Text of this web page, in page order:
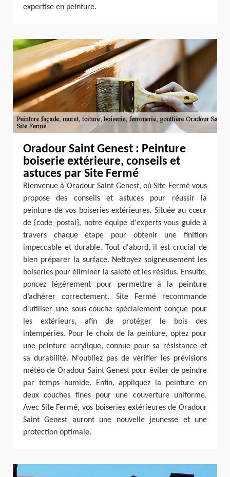
expertise en peinture.
Oradour Saint Genest : Peinture
boiserie extérieure, conseils et
astuces par Site Fermé
Bienvenue à Oradour Saint Genest, où Site Fermé vous
propose des conseils et astuces pour réussir la
peinture de vos boiseries extérieures. Située au cœur
de {code_postal}, notre équipe d'experts vous guide à
travers chaque étape pour obtenir une finition
impeccable et durable. Tout d'abord, il est crucial de
bien préparer la surface. Nettoyez soigneusement les
boiseries pour éliminer la saleté et les résidus. Ensuite,
poncez légèrement pour permettre à la peinture
d’adhérer correctement. Site Fermé recommande
d'utiliser une sous-couche spécialement conçue pour
les extérieurs, afin de protéger le bois des
intempéries. Pour le choix de la peinture, optez pour
une peinture acrylique, connue pour sa résistance et
sa durabilité. N'oubliez pas de vérifier les prévisions
météo de Oradour Saint Genest pour éviter de peindre
par temps humide. Enfin, appliquez la peinture en
deux couches fines pour une couverture uniforme.
Avec Site Fermé, vos boiseries extérieures de Oradour
Saint Genest auront une nouvelle jeunesse et une
protection optimale.